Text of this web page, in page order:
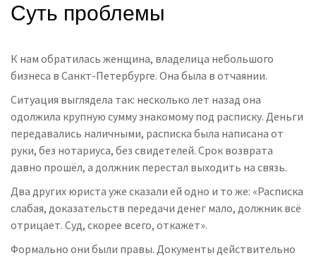
Суть проблемы
К нам обратилась женщина, владелица небольшого
бизнеса в Санкт-Петербурге. Она была в отчаянии.
Ситуация выглядела так: несколько лет назад она
одолжила крупную сумму знакомому под расписку. Деньги
передавались наличными, расписка была написана от
руки, без нотариуса, без свидетелей. Срок возврата
давно прошёл, а должник перестал выходить на связь.
Два других юриста уже сказали ей одно и то же: «Расписка
слабая, доказательств передачи денег мало, должник всё
отрицает. Суд, скорее всего, откажет».
Формально они были правы. Документы действительно